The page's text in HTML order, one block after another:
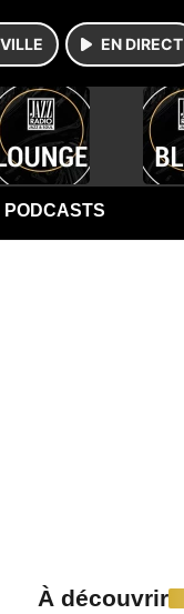
EN DIRECT
PODCASTS
À découvrir